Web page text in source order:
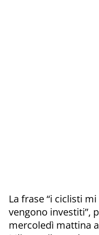
La frase “i ciclisti
vengono investiti”,
mercoledì mattina